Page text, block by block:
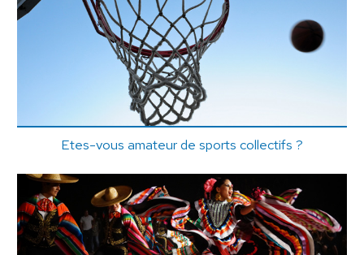
Etes-vous amateur de sports collectifs ?